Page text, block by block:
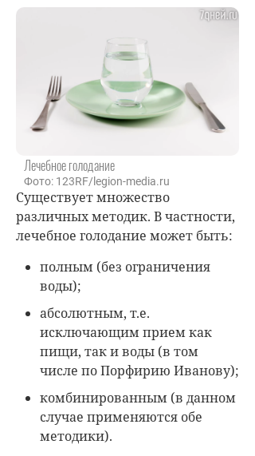
Лечебное голодание
Фото: 123RF/legion-media.ru
Существует множество
различных методик. В частности,
лечебное голодание может быть:
полным (без ограничения
воды);
абсолютным, т.е.
исключающим прием как
пищи, так и воды (в том
числе по Порфирию Иванову);
комбинированным (в данном
случае применяются обе
методики).